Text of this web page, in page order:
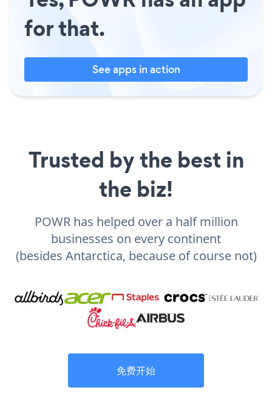
for that.
See apps in action
Trusted by the best in
the biz!
POWR has helped over a half million
businesses on every continent
(besides Antarctica, because of course not)
免费开始